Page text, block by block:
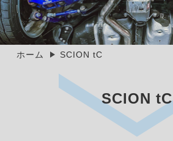
ホーム SCION tC
SCION tC